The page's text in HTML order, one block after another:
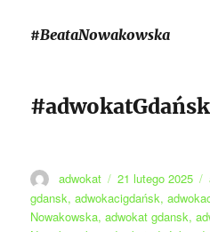
#BeataNowakowska
#adwokatGdańsk
Autor
adwokat
Data
publikacji
21 lutego 2025
gdansk,adwokacigdańsk,
Nowakowska,adwokat gdansk,